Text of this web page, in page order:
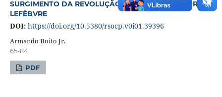
SURGIMENTO DA REVOLUÇÃO FRANCESA DE GEORGES
LEFÈBVRE
DOI: https://doi.org/10.5380/rsocp.v0i01.39396
Armando Boito Jr.
65-84
PDF